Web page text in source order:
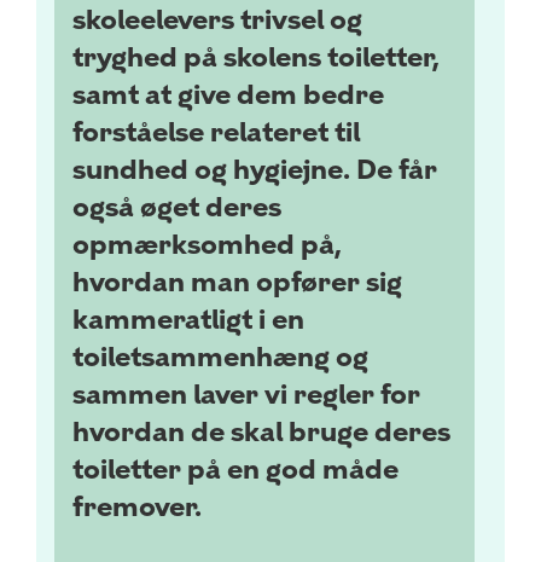
skoleelevers trivsel og
tryghed på skolens toiletter,
samt at give dem bedre
forståelse relateret til
sundhed og hygiejne. De får
også øget deres
opmærksomhed på,
hvordan man opfører sig
kammeratligt i en
toiletsammenhæng og
sammen laver vi regler for
hvordan de skal bruge deres
toiletter på en god måde
fremover.